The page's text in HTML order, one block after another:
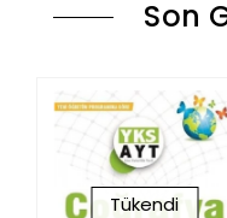
Son
Tükendi